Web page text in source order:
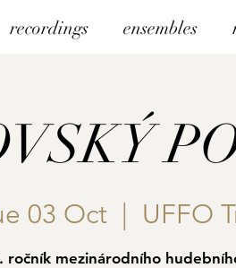
recordings ensembles
03 Oct UFFO
ročník mezinárodního